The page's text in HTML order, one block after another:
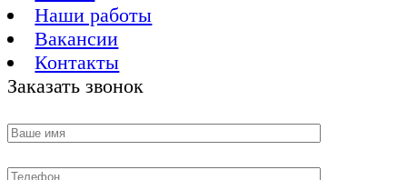
Наши работы
Вакансии
Контакты
Заказать звонок